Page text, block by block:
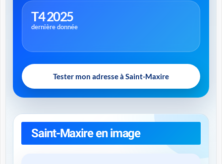
T4 2025
dernière donnée
Tester mon adresse à Saint-Maxire
Saint-Maxire en image